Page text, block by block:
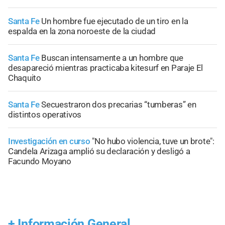
Santa Fe Un hombre fue ejecutado de un tiro en la
espalda en la zona noroeste de la ciudad
Santa Fe Buscan intensamente a un hombre que
desapareció mientras practicaba kitesurf en Paraje El
Chaquito
Santa FeSecuestraron dos precarias “tumberas” en
distintos operativos
Investigación en curso "No hubo violencia, tuve un brote":
Candela Arizaga amplió su declaración y desligó a
Facundo Moyano